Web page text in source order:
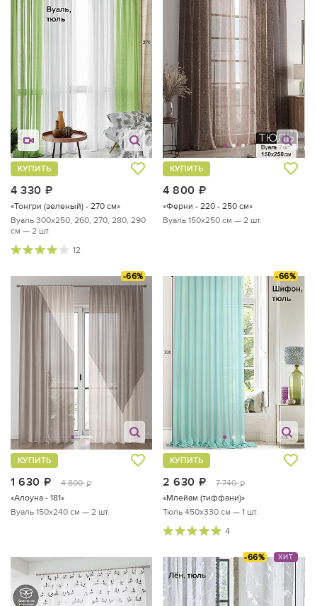
4 330
КУПИТЬ
«Тонгри (зеленый) - 270 см»
Вуаль 300х250, 260, 270, 280, 290
см — 2 шт.
12
4 800
КУПИТЬ
«Ферни - 220 - 250 см»
Вуаль 150х250 см — 2 шт.
-66%
1 630 руб.
4 800 руб.
КУПИТЬ
«Алоуна - 181»
Вуаль 150х240 см — 2 шт.
-66%
2 630 руб.
7 740 руб.
КУПИТЬ
«Млейам (тиффани)»
Тюль 450х330 см — 1 шт.
4
-66% ХИТ